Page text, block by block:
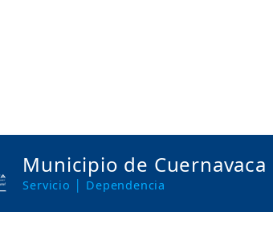
Municipio de Cuernavaca
Servicio │ Dependencia